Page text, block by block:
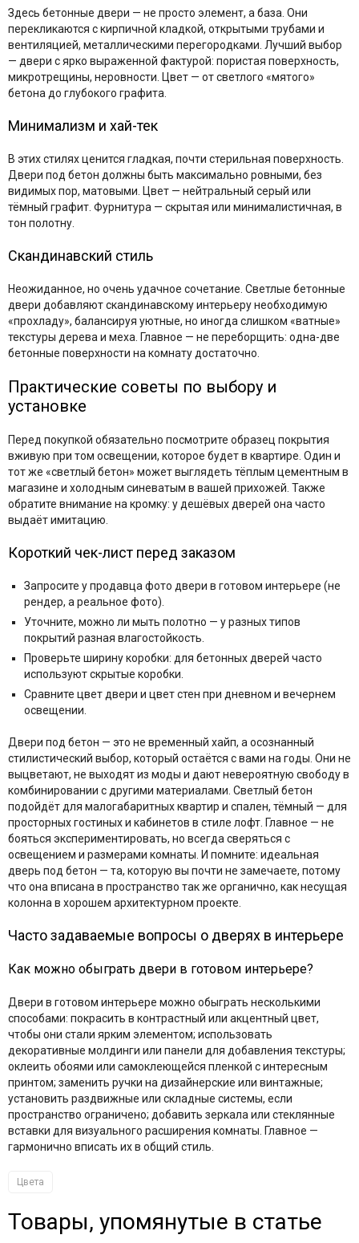
Здесь бетонные двери — не просто элемент, а база. Они
перекликаются с кирпичной кладкой, открытыми трубами и
вентиляцией, металлическими перегородками. Лучший выбор
— двери с ярко выраженной фактурой: пористая поверхность,
микротрещины, неровности. Цвет — от светлого «мятого»
бетона до глубокого графита.
Минимализм и хай-тек
В этих стилях ценится гладкая, почти стерильная поверхность.
Двери под бетон должны быть максимально ровными, без
видимых пор, матовыми. Цвет — нейтральный серый или
тёмный графит. Фурнитура — скрытая или минималистичная, в
тон полотну.
Скандинавский стиль
Неожиданное, но очень удачное сочетание. Светлые бетонные
двери добавляют скандинавскому интерьеру необходимую
«прохладу», балансируя уютные, но иногда слишком «ватные»
текстуры дерева и меха. Главное — не переборщить: одна-две
бетонные поверхности на комнату достаточно.
Практические советы по выбору и
установке
Перед покупкой обязательно посмотрите образец покрытия
вживую при том освещении, которое будет в квартире. Один и
тот же «светлый бетон» может выглядеть тёплым цементным в
магазине и холодным синеватым в вашей прихожей. Также
обратите внимание на кромку: у дешёвых дверей она часто
выдаёт имитацию.
Короткий чек-лист перед заказом
Запросите у продавца фото двери в готовом интерьере (не
рендер, а реальное фото).
Уточните, можно ли мыть полотно — у разных типов
покрытий разная влагостойкость.
Проверьте ширину коробки: для бетонных дверей часто
используют скрытые коробки.
Сравните цвет двери и цвет стен при дневном и вечернем
освещении.
Двери под бетон — это не временный хайп, а осознанный
стилистический выбор, который остаётся с вами на годы. Они не
выцветают, не выходят из моды и дают невероятную свободу в
комбинировании с другими материалами. Светлый бетон
подойдёт для малогабаритных квартир и спален, тёмный — для
просторных гостиных и кабинетов в стиле лофт. Главное — не
бояться экспериментировать, но всегда сверяться с
освещением и размерами комнаты. И помните: идеальная
дверь под бетон — та, которую вы почти не замечаете, потому
что она вписана в пространство так же органично, как несущая
колонна в хорошем архитектурном проекте.
Часто задаваемые вопросы о дверях в интерьере
Как можно обыграть двери в готовом интерьере?
Двери в готовом интерьере можно обыграть несколькими
способами: покрасить в контрастный или акцентный цвет,
чтобы они стали ярким элементом; использовать
декоративные молдинги или панели для добавления текстуры;
оклеить обоями или самоклеющейся пленкой с интересным
принтом; заменить ручки на дизайнерские или винтажные;
установить раздвижные или складные системы, если
пространство ограничено; добавить зеркала или стеклянные
вставки для визуального расширения комнаты. Главное —
гармонично вписать их в общий стиль.
Цвета
Товары, упомянутые в статье